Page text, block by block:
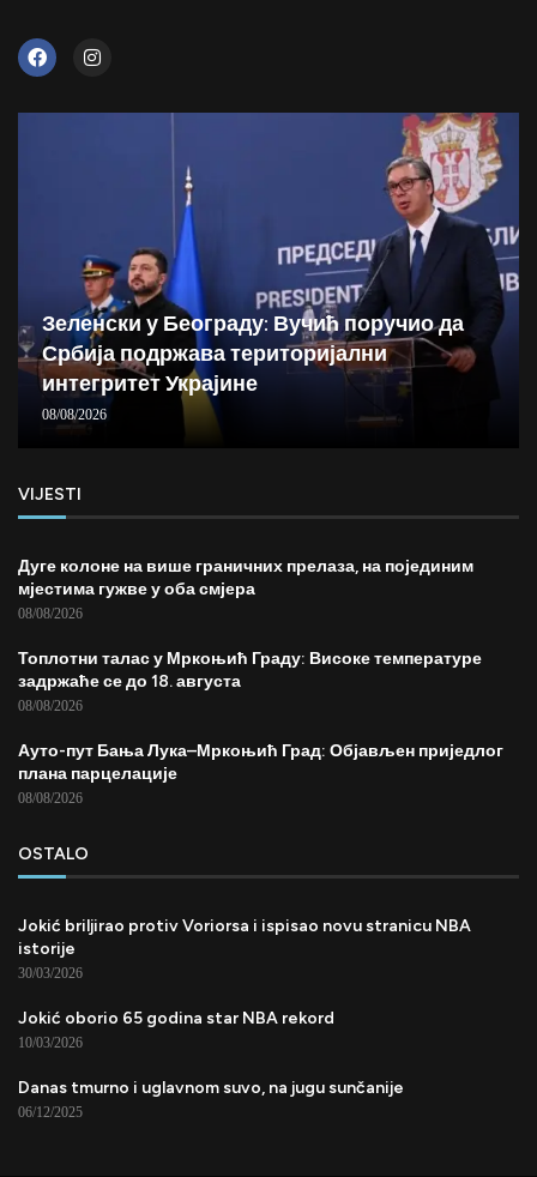
Зеленски у Београду: Вучић поручио да
Србија подржава територијални
интегритет Украјине
08/08/2026
VIJESTI
Дуге колоне на више граничних прелаза, на појединим
мјестима гужве у оба смјера
08/08/2026
Топлотни талас у Мркоњић Граду: Високе температуре
задржаће се до 18. августа
08/08/2026
Ауто-пут Бања Лука–Мркоњић Град: Објављен приједлог
плана парцелације
08/08/2026
OSTALO
Jokić briljirao protiv Voriorsa i ispisao novu stranicu NBA
istorije
30/03/2026
Jokić oborio 65 godina star NBA rekord
10/03/2026
Danas tmurno i uglavnom suvo, na jugu sunčanije
06/12/2025